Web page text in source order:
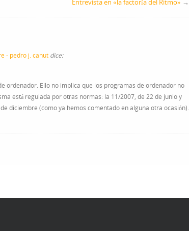
Entrevista en «la factoría del Ritmo» →
- pedro j. canut dice:
ordenador. Ello no implica que los programas de ordenador no
está regulada por otras normas: la 11/2007, de 22 de junio y
de diciembre (como ya hemos comentado en alguna otra ocasión).